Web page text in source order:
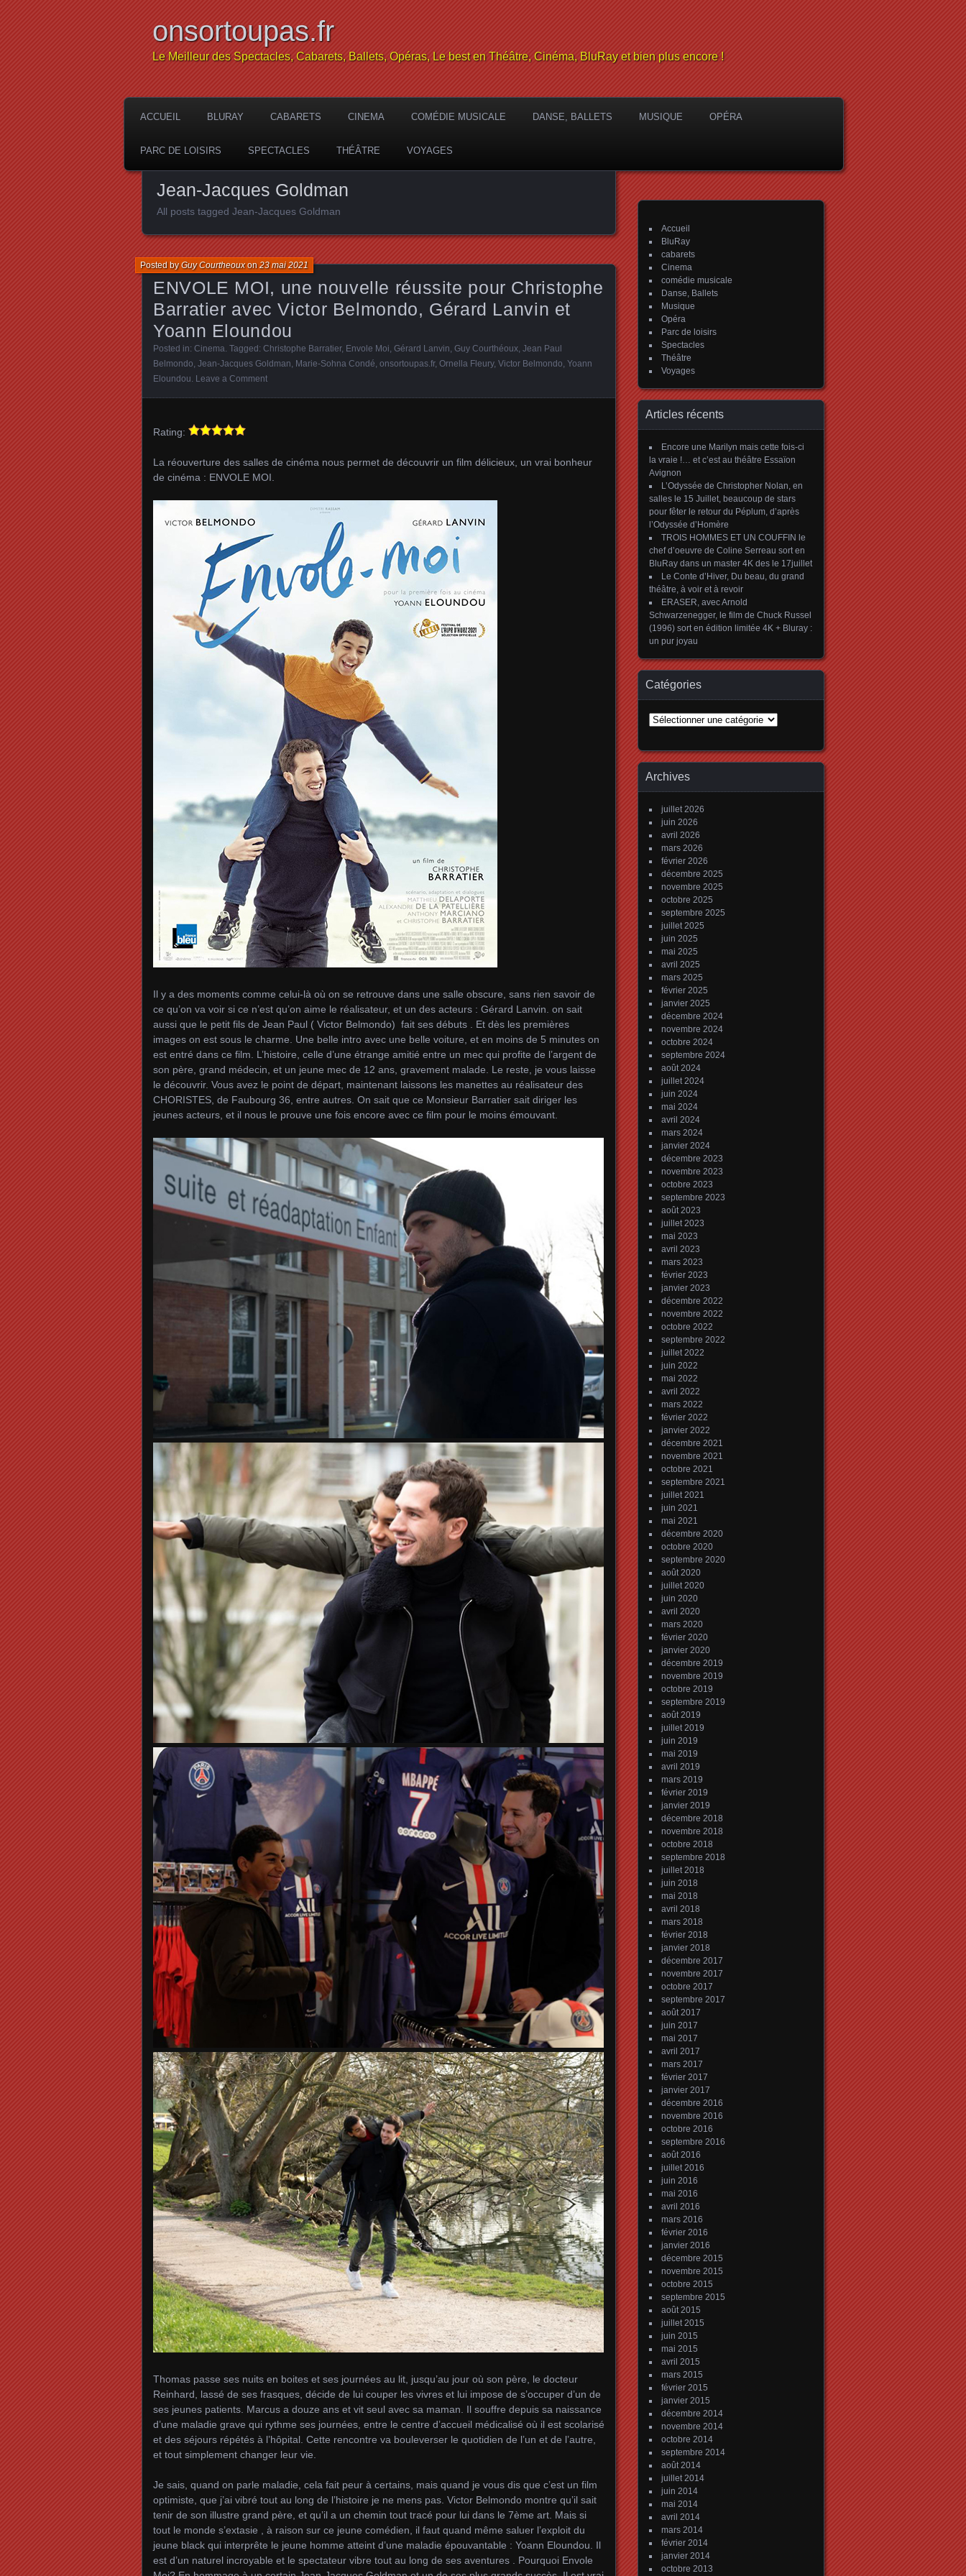
onsortoupas.fr
Le Meilleur des Spectacles, Cabarets, Ballets, Opéras, Le best en Théâtre, Cinéma, BluRay et bien plus encore !
ACCUEIL BLURAY CABARETS CINEMA COMÉDIE MUSICALE DANSE, BALLETS MUSIQUE OPÉRA
PARC DE LOISIRS SPECTACLES THÉÂTRE VOYAGES
Jean-Jacques Goldman
All posts tagged Jean-Jacques Goldman
ENVOLE MOI, une nouvelle réussite pour Christophe
Barratier avec Victor Belmondo, Gérard Lanvin et
Yoann Eloundou
Posted byGuy Courtheouxon23 mai 2021
Posted in: Cinema . Tagged: Christophe Barratier, Envole Moi Gérard Lanvin Guy Courthéoux Jean Paul
Belmondo Jean-Jacques Goldman Marie-Sohna Condé onsortoupas.fr, Ornella Fleury, Victor Belmondo Yoann
Eloundou Leave a Comment
Rating:
La réouverture des salles de cinéma nous permet de découvrir un film délicieux, un vrai bonheur
de cinéma : ENVOLE MOI.
Il y a des moments comme celui-là où on se retrouve dans une salle obscure, sans rien savoir de
ce qu’on va voir si ce n’est qu’on aime le réalisateur, et un des acteurs : Gérard Lanvin. on sait
aussi que le petit fils de Jean Paul ( Victor Belmondo) fait ses débuts . Et dès les premières
images on est sous le charme. Une belle intro avec une belle voiture, et en moins de 5 minutes on
est entré dans ce film. L’histoire, celle d’une étrange amitié entre un mec qui profite de l’argent de
son père, grand médecin, et un jeune mec de 12 ans, gravement malade. Le reste, je vous laisse
le découvrir. Vous avez le point de départ, maintenant laissons les manettes au réalisateur des
CHORISTES, de Faubourg 36, entre autres. On sait que ce Monsieur Barratier sait diriger les
jeunes acteurs, et il nous le prouve une fois encore avec ce film pour le moins émouvant.
Thomas passe ses nuits en boites et ses journées au lit, jusqu’au jour où son père, le docteur
Reinhard, lassé de ses frasques, décide de lui couper les vivres et lui impose de s’occuper d’un de
ses jeunes patients. Marcus a douze ans et vit seul avec sa maman. Il souffre depuis sa naissance
d’une maladie grave qui rythme ses journées, entre le centre d’accueil médicalisé où il est scolarisé
et des séjours répétés à l’hôpital. Cette rencontre va bouleverser le quotidien de l’un et de l’autre,
et tout simplement changer leur vie.
Je sais, quand on parle maladie, cela fait peur à certains, mais quand je vous dis que c’est un film
optimiste, que j’ai vibré tout au long de l’histoire je ne mens pas. Victor Belmondo montre qu’il sait
tenir de son illustre grand père, et qu’il a un chemin tout tracé pour lui dans le 7ème art. Mais si
tout le monde s’extasie , à raison sur ce jeune comédien, il faut quand même saluer l’exploit du
jeune black qui interprête le jeune homme atteint d’une maladie épouvantable : Yoann Eloundou. Il
est d’un naturel incroyable et le spectateur vibre tout au long de ses aventures . Pourquoi Envole
Accueil
BluRay
cabarets
Cinema
comédie musicale
Danse, Ballets
Musique
Opéra
Parc de loisirs
Spectacles
Théâtre
Voyages
Articles récents
Encore une Marilyn mais cette fois-ci
la vraie !… et c’est au théâtre Essaïon
Avignon
L’Odyssée de Christopher Nolan, en
salles le 15 Juillet, beaucoup de stars
pour fêter le retour du Péplum, d’après
l’Odyssée d’Homère
TROIS HOMMES ET UN COUFFIN le
chef d’oeuvre de Coline Serreau sort en
BluRay dans un master 4K des le 17juillet
Le Conte d’Hiver, Du beau, du grand
théâtre, à voir et à revoir
ERASER, avec Arnold
Schwarzenegger, le film de Chuck Russel
(1996) sort en édition limitée 4K + Bluray :
un pur joyau
Catégories
Catégories
Archives
juillet 2026
juin 2026
avril 2026
mars 2026
février 2026
décembre 2025
novembre 2025
octobre 2025
septembre 2025
juillet 2025
juin 2025
mai 2025
avril 2025
mars 2025
février 2025
janvier 2025
décembre 2024
novembre 2024
octobre 2024
septembre 2024
août 2024
juillet 2024
juin 2024
mai 2024
avril 2024
mars 2024
janvier 2024
décembre 2023
novembre 2023
octobre 2023
septembre 2023
août 2023
juillet 2023
mai 2023
avril 2023
mars 2023
février 2023
janvier 2023
décembre 2022
novembre 2022
octobre 2022
septembre 2022
juillet 2022
juin 2022
mai 2022
avril 2022
mars 2022
février 2022
janvier 2022
décembre 2021
novembre 2021
octobre 2021
septembre 2021
juillet 2021
juin 2021
mai 2021
décembre 2020
octobre 2020
septembre 2020
août 2020
juillet 2020
juin 2020
avril 2020
mars 2020
février 2020
janvier 2020
décembre 2019
novembre 2019
octobre 2019
septembre 2019
août 2019
juillet 2019
juin 2019
mai 2019
avril 2019
mars 2019
février 2019
janvier 2019
décembre 2018
novembre 2018
octobre 2018
septembre 2018
juillet 2018
juin 2018
mai 2018
avril 2018
mars 2018
février 2018
janvier 2018
décembre 2017
novembre 2017
octobre 2017
septembre 2017
août 2017
juin 2017
mai 2017
avril 2017
mars 2017
février 2017
janvier 2017
décembre 2016
novembre 2016
octobre 2016
septembre 2016
août 2016
juillet 2016
juin 2016
mai 2016
avril 2016
mars 2016
février 2016
janvier 2016
décembre 2015
novembre 2015
octobre 2015
septembre 2015
août 2015
juillet 2015
juin 2015
mai 2015
avril 2015
mars 2015
février 2015
janvier 2015
décembre 2014
novembre 2014
octobre 2014
septembre 2014
août 2014
juillet 2014
juin 2014
mai 2014
avril 2014
mars 2014
février 2014
janvier 2014
octobre 2013